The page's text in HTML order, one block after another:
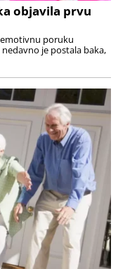
objavila prvu
emotivnu poruku
je postala baka,